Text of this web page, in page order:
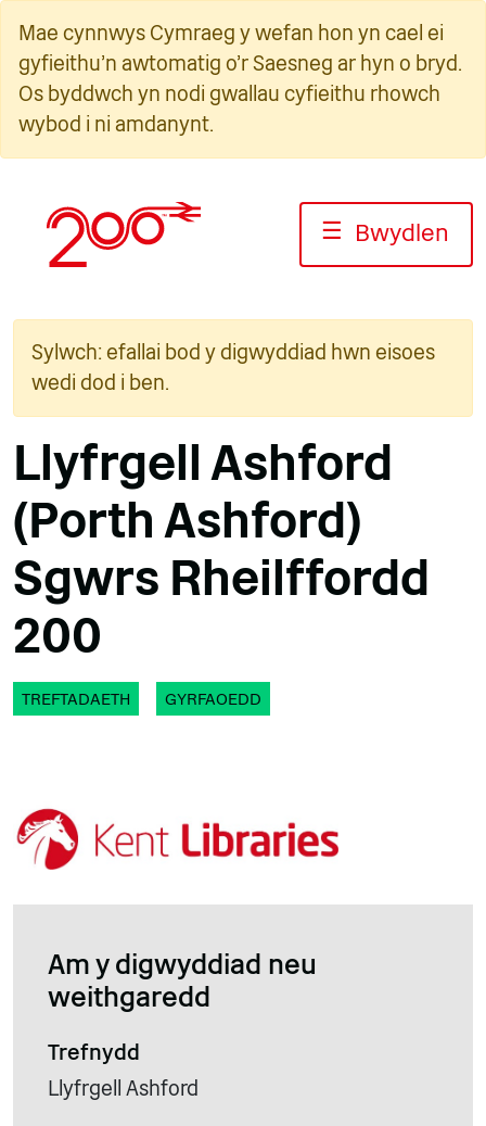
cynnwys
Mae cynnwys Cymraeg y wefan hon yn cael ei
gyfieithu'n awtomatig o'r Saesneg ar hyn o bryd.
Os byddwch yn nodi gwallau cyfieithu rhowch
wybod i ni amdanynt.
☰ Bwydlen
Sylwch: efallai bod y digwyddiad hwn eisoes
wedi dod i ben.
Llyfrgell Ashford
(Porth Ashford)
Sgwrs Rheilffordd
200
TREFTADAETH GYRFAOEDD
Am y digwyddiad neu
weithgaredd
Trefnydd
Llyfrgell Ashford